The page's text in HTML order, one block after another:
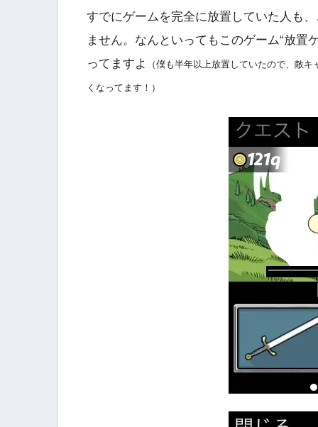
すでにゲームを完全に放置していた人も
ません。なんといってもこのゲーム“放置
ってますよ
（僕も半年以上放置していたので、敵
くなってます！）